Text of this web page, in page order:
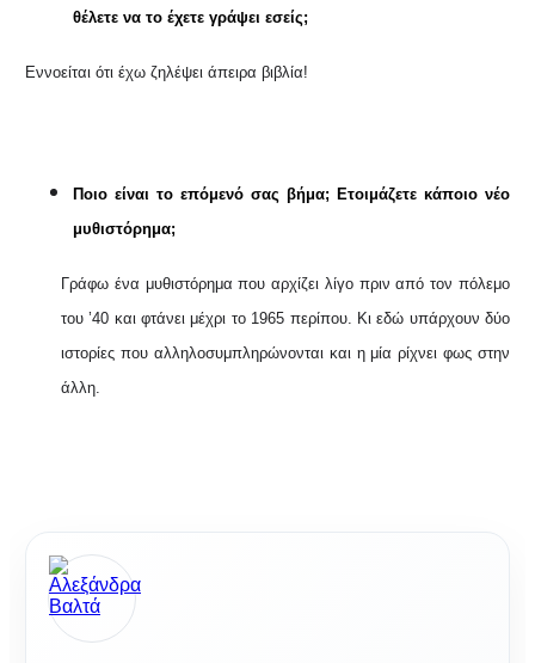
θέλετε να το έχετε γράψει εσείς;
Εννοείται ότι έχω ζηλέψει άπειρα βιβλία!
Ποιο είναι το επόμενό σας βήμα; Ετοιμάζετε κάποιο νέο
μυθιστόρημα;
Γράφω ένα μυθιστόρημα που αρχίζει λίγο πριν από τον πόλεμο
του ’40 και φτάνει μέχρι το 1965 περίπου. Κι εδώ υπάρχουν δύο
ιστορίες που αλληλοσυμπληρώνονται και η μία ρίχνει φως στην
άλλη.